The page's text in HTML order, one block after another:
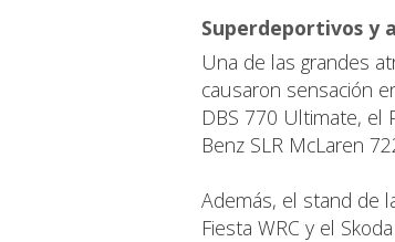
Superdeportivos y
Una de las grandes
causaron sensación
DBS 770 Ultimate, el
Benz SLR McLaren
Además, el stand de
Fiesta WRC y el